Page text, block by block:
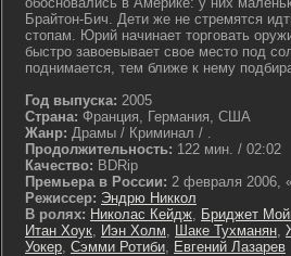
Брайтон-Бич. Дети же не стремятся
стопам. Юрий начинает торговать
быстро завоевывает свое место под
поднимается, тем ближе к нему
Год выпуска: 2005
Страна: Франция, Германия, США
Жанр: Драмы / Криминал / .
Продолжительность: 122 мин. / 02:02
Качество: BDRip
Премьера в России: 2 февраля 2006,
Режиссер: Эндрю Никкол
В ролях: Николас Кейдж, Бриджет
Итан Хоук, Иэн Холм, Шаке Тухманян,
Уокер, Сэмми Ротиби, Евгений Лазарев